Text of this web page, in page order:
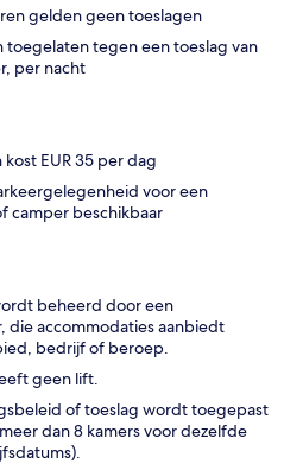
gelden geen toeslagen
toegelaten tegen een toeslag van
per nacht
EUR 35 per dag
voor een
camper beschikbaar
beheerd door een
die accommodaties aanbiedt
bedrijf of beroep.
geen lift.
of toeslag wordt toegepast
dan 8 kamers voor dezelfde